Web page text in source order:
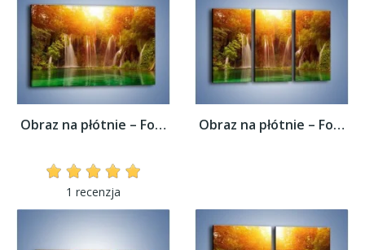
Obraz na płótnie – Fontanny z wodospadów –...
1 recenzja
Obraz na płótnie – Fontanny z wodospadów –...